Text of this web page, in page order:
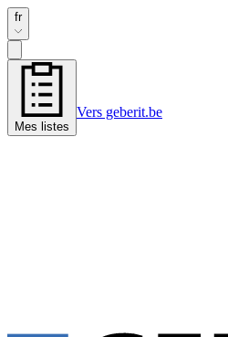
fr
Mes listes
Vers geberit.be